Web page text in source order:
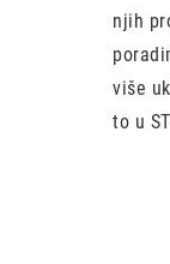
njih
više
to u